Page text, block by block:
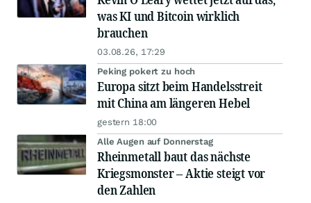
was KI und Bitcoin wirklich
brauchen
03.08.26, 17:29
Peking pokert zu hoch
Europa sitzt beim Handelsstreit
mit China am längeren Hebel
gestern 18:00
Alle Augen auf Donnerstag
Rheinmetall baut das nächste
Kriegsmonster – Aktie steigt vor
den Zahlen